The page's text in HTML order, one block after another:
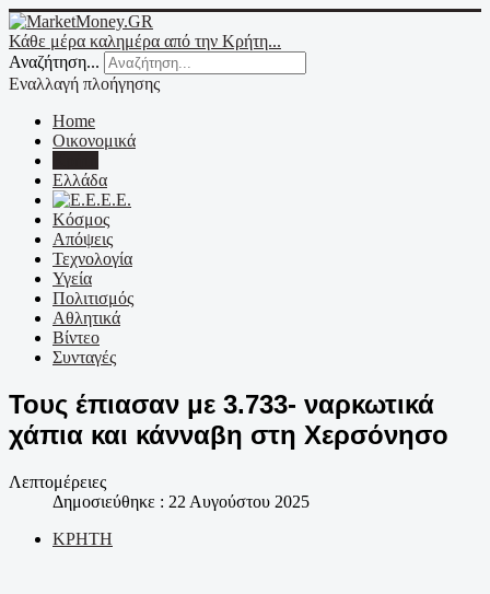
Κάθε μέρα καλημέρα από την Κρήτη...
Αναζήτηση...
Εναλλαγή πλοήγησης
Home
Οικονομικά
Ελλάδα
Ε.Ε.
Κόσμος
Απόψεις
Τεχνολογία
Υγεία
Πολιτισμός
Αθλητικά
Βίντεο
Συνταγές
Τους έπιασαν με 3.733- ναρκωτικά
χάπια και κάνναβη στη Χερσόνησο
Λεπτομέρειες
Δημοσιεύθηκε : 22 Αυγούστου 2025
ΚΡΗΤΗ